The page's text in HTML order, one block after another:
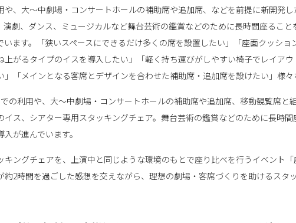
や、大～中劇場・コンサートホールの補助席や追加席、などを前提に新開発
演劇、ダンス、ミュージカルなど舞台芸術の鑑賞などのために長時間座るこ
ます。「狭いスペースにできるだけ多くの席を設置したい」「座面クッシ
上がるタイプのイスを導入したい」「軽く持ち運びがしやすい椅子でレイア
「メインとなる客席とデザインを合わせた補助席・追加席を設けたい」様々
の利用や、大〜中劇場・コンサートホールの補助席や追加席、移動観覧席と
ス、シアター専用スタッキングチェア。舞台芸術の鑑賞などのために長時
が進んでいます。
キングチェアを、上演中と同じような環境のもとで座り比べを行うイベント
2時間を過ごした感想を交えながら、理想の劇場・客席づくりを助けるスタ